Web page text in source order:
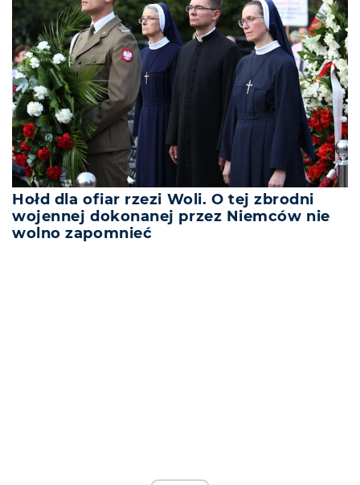
Hołd dla ofiar rzezi Woli. O tej zbrodni
wojennej dokonanej przez Niemców nie
wolno zapomnieć